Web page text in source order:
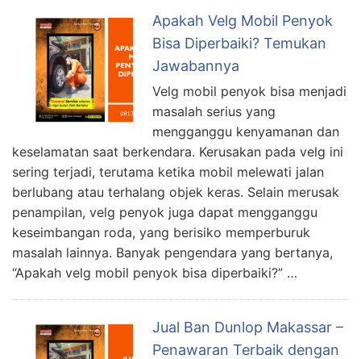
Apakah Velg Mobil Penyok
Bisa Diperbaiki? Temukan
Jawabannya
Velg mobil penyok bisa menjadi
masalah serius yang
mengganggu kenyamanan dan
keselamatan saat berkendara. Kerusakan pada velg ini
sering terjadi, terutama ketika mobil melewati jalan
berlubang atau terhalang objek keras. Selain merusak
penampilan, velg penyok juga dapat mengganggu
keseimbangan roda, yang berisiko memperburuk
masalah lainnya. Banyak pengendara yang bertanya,
“Apakah velg mobil penyok bisa diperbaiki?” …
Jual Ban Dunlop Makassar –
Penawaran Terbaik dengan